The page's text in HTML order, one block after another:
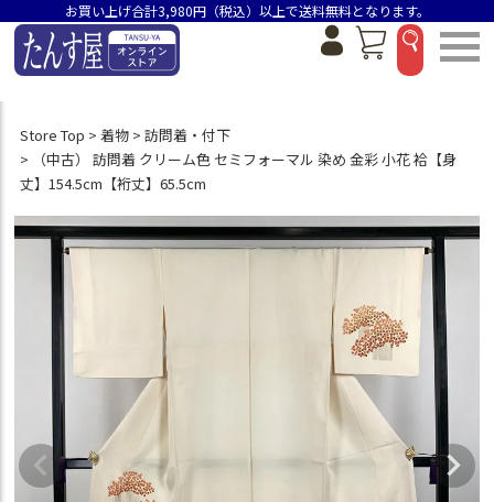
お買い上げ合計3,980円（税込）以上で送料無料となります。
Store Top 着物
訪問着・付下
（中古） 訪問着 クリーム色 セミフォーマル 染め 金彩 小花 袷【身
丈】154.5cm【裄丈】65.5cm